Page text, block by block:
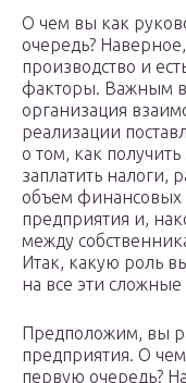
О чем вы как
очередь?
производство и
факторы. Важным
организация
реализации
о том, как
заплатить налоги,
объем финансовых
предприятия и,
между
Итак, какую роль
на все эти
Предположим, вы
предприятия. О
первую очередь?